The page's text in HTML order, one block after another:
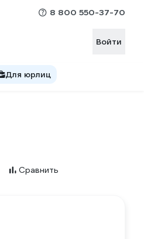
8 800 550-37-70
Войти
Для юрлиц
Сравнить